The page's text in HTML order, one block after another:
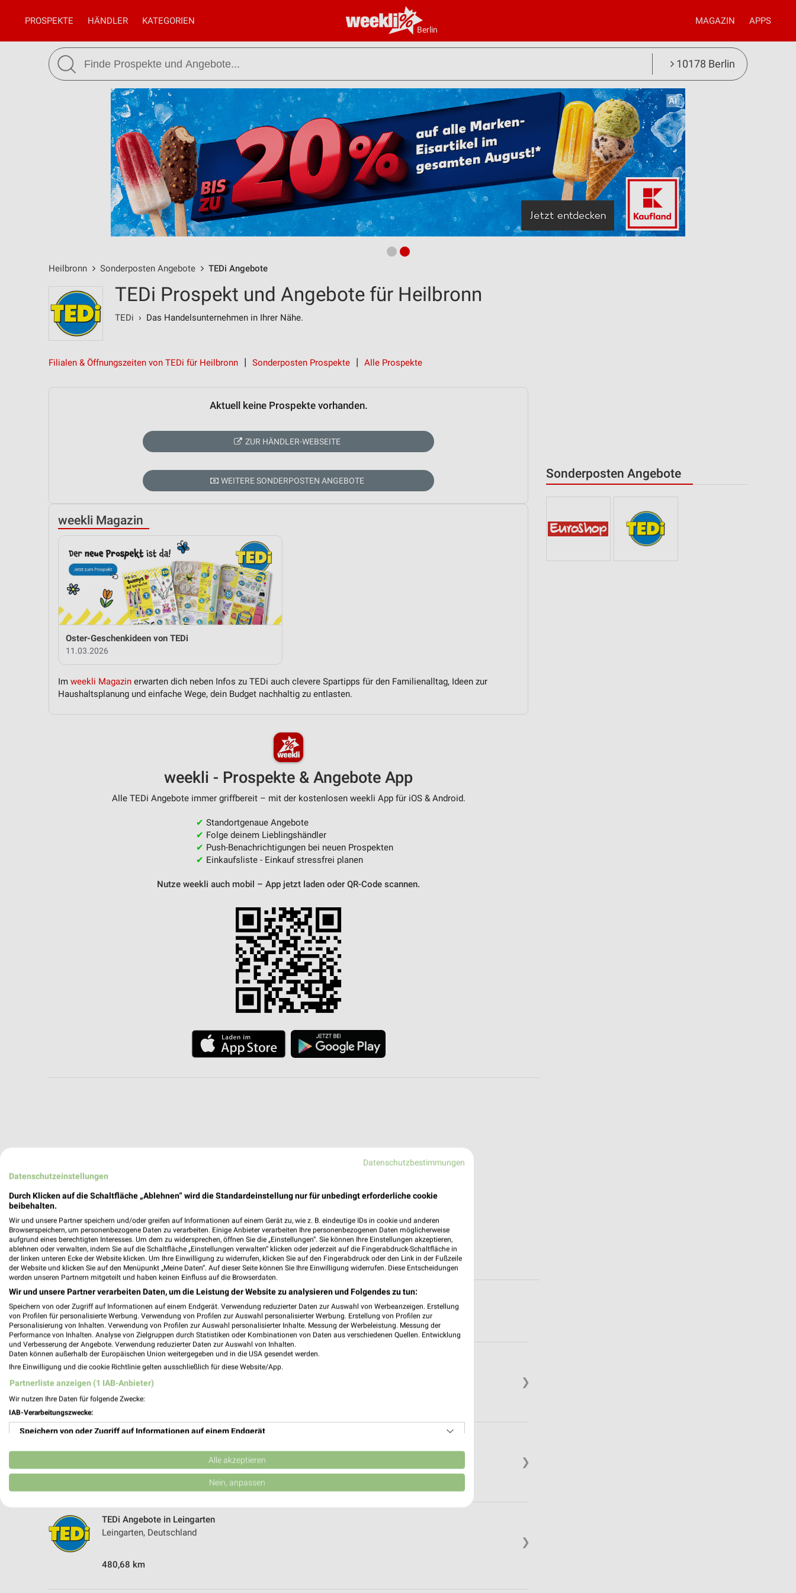
Berlin
PROSPEKTE HÄNDLER KATEGORIEN MAGAZIN APPS
10178 Berlin
Heilbronn Sonderposten Angebote TEDi Angebote
Sonderposten Angebote
TEDi Prospekt und Angebote für Heilbronn
TEDi › Das Handelsunternehmen in Ihrer Nähe.
Filialen & Öffnungszeiten von TEDi für Heilbronn Sonderposten Prospekte Alle Prospekte
Aktuell keine Prospekte vorhanden.
ZUR HÄNDLER-WEBSEITE
WEITERE SONDERPOSTEN ANGEBOTE
weekli Magazin
Oster-Geschenkideen von TEDi
11.03.2026
Im weekli Magazin erwarten dich neben Infos zu TEDi auch clevere Spartipps für den Familienalltag, Ideen zur
Haushaltsplanung und einfache Wege, dein Budget nachhaltig zu entlasten.
weekli - Prospekte & Angebote App
Alle TEDi Angebote immer griffbereit – mit der kostenlosen weekli App für iOS & Android.
✔ Standortgenaue Angebote
✔ Folge deinem Lieblingshändler
✔ Push-Benachrichtigungen bei neuen Prospekten
✔ Einkaufsliste - Einkauf stressfrei planen
Nutze weekli auch mobil – App jetzt laden oder QR-Code scannen.
Weitere TEDi Geschäfte mit Angeboten in und um Heilbronn
5 Geschäfte und Orte
❯
Tedi
Am Wollhaus 1
74072 Heilbronn
476,96 km
❯
Neckarsulm, Deutschland
❯
TEDi Angebote in Leingarten
Leingarten, Deutschland
480,68 km
Datenschutzbestimmungen
Datenschutzeinstellungen
Durch Klicken auf die Schaltfläche „Ablehnen“ wird die Standardeinstellung nur für unbedingt erforderliche cookie
beibehalten.
Wir und unsere Partner speichern und/oder greifen auf Informationen auf einem Gerät zu, wie z. B. eindeutige IDs in cookie und anderen
Browserspeichern, um personenbezogene Daten zu verarbeiten. Einige Anbieter verarbeiten Ihre personenbezogenen Daten möglicherweise
aufgrund eines berechtigten Interesses. Um dem zu widersprechen, öffnen Sie die „Einstellungen“. Sie können Ihre Einstellungen akzeptieren,
ablehnen oder verwalten, indem Sie auf die Schaltfläche „Einstellungen verwalten“ klicken oder jederzeit auf die Fingerabdruck-Schaltfläche in
der linken unteren Ecke der Website klicken. Um Ihre Einwilligung zu widerrufen, klicken Sie auf den Fingerabdruck oder den Link in der Fußzeile
der Website und klicken Sie auf den Menüpunkt „Meine Daten“. Auf dieser Seite können Sie Ihre Einwilligung widerrufen. Diese Entscheidungen
werden unseren Partnern mitgeteilt und haben keinen Einfluss auf die Browserdaten.
Wir und unsere Partner verarbeiten Daten, um die Leistung der Website zu analysieren und Folgendes zu tun:
Speichern von oder Zugriff auf Informationen auf einem Endgerät. Verwendung reduzierter Daten zur Auswahl von Werbeanzeigen. Erstellung
von Profilen für personalisierte Werbung. Verwendung von Profilen zur Auswahl personalisierter Werbung. Erstellung von Profilen zur
Personalisierung von Inhalten. Verwendung von Profilen zur Auswahl personalisierter Inhalte. Messung der Werbeleistung. Messung der
Performance von Inhalten. Analyse von Zielgruppen durch Statistiken oder Kombinationen von Daten aus verschiedenen Quellen. Entwicklung
und Verbesserung der Angebote. Verwendung reduzierter Daten zur Auswahl von Inhalten.
Daten können außerhalb der Europäischen Union weitergegeben und in die USA gesendet werden.
Ihre Einwilligung und die cookie Richtlinie gelten ausschließlich für diese Website/App.
Partnerliste anzeigen (1 IAB-Anbieter)
Wir nutzen Ihre Daten für folgende Zwecke:
IAB-Verarbeitungszwecke:
Speichern von oder Zugriff auf Informationen auf einem Endgerät
Verwendung reduzierter Daten zur Auswahl von Werbeanzeigen
Erstellung von Profilen für personalisierte Werbung
Erstellung von Profilen zur Personalisierung von Inhalten
Verwendung von Profilen zur Auswahl personalisierter Inhalte
Alle akzeptieren
Nein, anpassen